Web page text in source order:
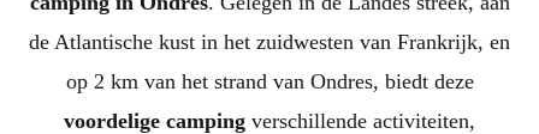
de Atlantische kust in het zuidwesten van Frankrijk, en
op 2 km van het strand van Ondres, biedt deze
voordelige camping verschillende activiteiten,